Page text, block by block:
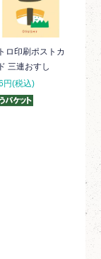
ロ印刷ポストカ
三連おすし
円(税込)